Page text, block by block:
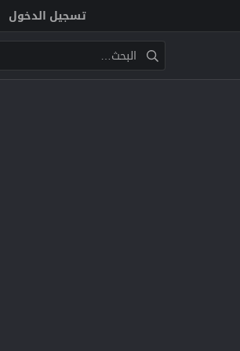
تسجيل الدخول